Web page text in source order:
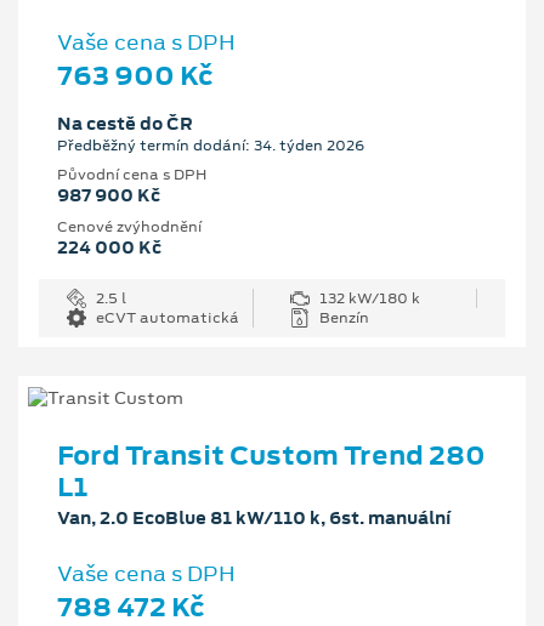
Vaše cena s DPH
763 900 Kč
Na cestě do ČR
Předběžný termín dodání: 34. týden 2026
Původní cena s DPH
987 900 Kč
Cenové zvýhodnění
224 000 Kč
2.5 l
132 kW/180 k
eCVT automatická
Benzín
Ford Transit Custom Trend 280
L1
Van, 2.0 EcoBlue 81 kW/110 k, 6st. manuální
Vaše cena s DPH
788 472 Kč